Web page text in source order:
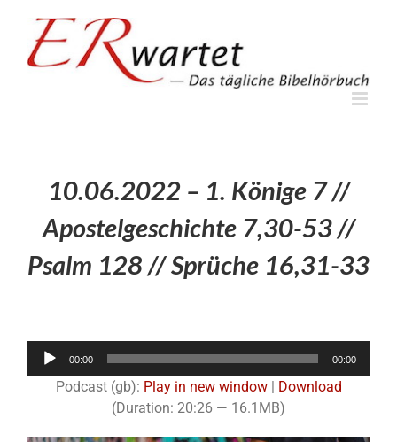
springen
10.06.2022 – 1. Könige 7 //
Apostelgeschichte 7,30-53 //
Psalm 128 // Sprüche 16,31-33
Audio-
00:00 00:00
Podcast (gb): Play in new window|
Download
(Duration: 20:26 — 16.1MB)